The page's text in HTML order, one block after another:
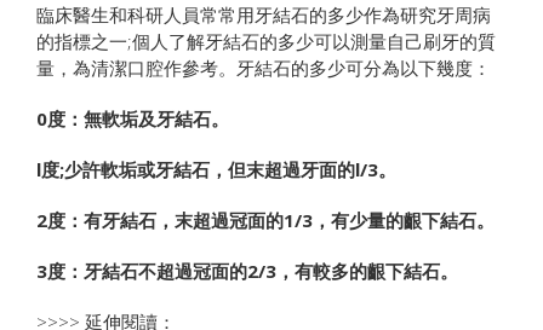
臨床醫生和科研人員常常用牙結石的多少作為研究牙周病
的指標之一;個人了解牙結石的多少可以測量自己刷牙的質
量，為清潔口腔作參考。牙結石的多少可分為以下幾度：
0度：無軟垢及牙結石。
l度;少許軟垢或牙結石，但末超過牙面的l/3。
2度：有牙結石，末超過冠面的1/3，有少量的齦下結石。
3度：牙結石不超過冠面的2/3，有較多的齦下結石。
>>>> 延伸閱讀：